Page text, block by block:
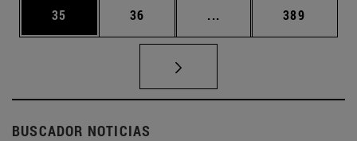
Página
35 Página
36 ... Páginas intermedias
Página
389
BUSCADOR NOTICIAS